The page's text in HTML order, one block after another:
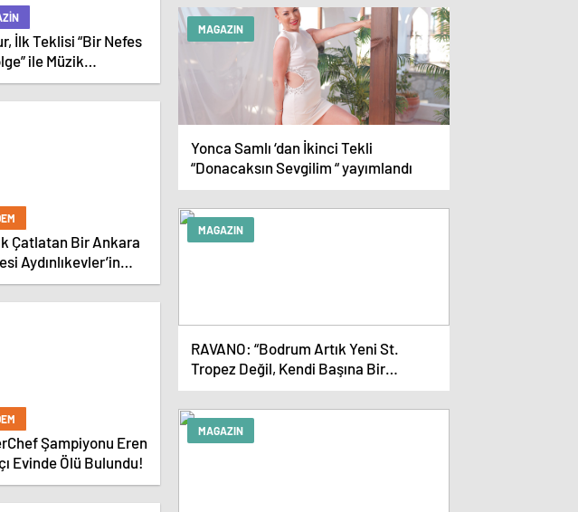
İlk Teklisi “Bir Nefes
ile Müzik
Başladı
Çatlatan Bir Ankara
Aydınlıkevler’in
Durağı Urfa Damak
Şampiyonu Eren
Evinde Ölü Bulundu!
MAGAZIN
Yonca Samlı ‘dan İkinci Tekli
“Donacaksın Sevgilim “ yayımlandı
MAGAZIN
RAVANO: “Bodrum Artık Yeni St.
Tropez Değil, Kendi Başına Bir
Referans”
MAGAZIN